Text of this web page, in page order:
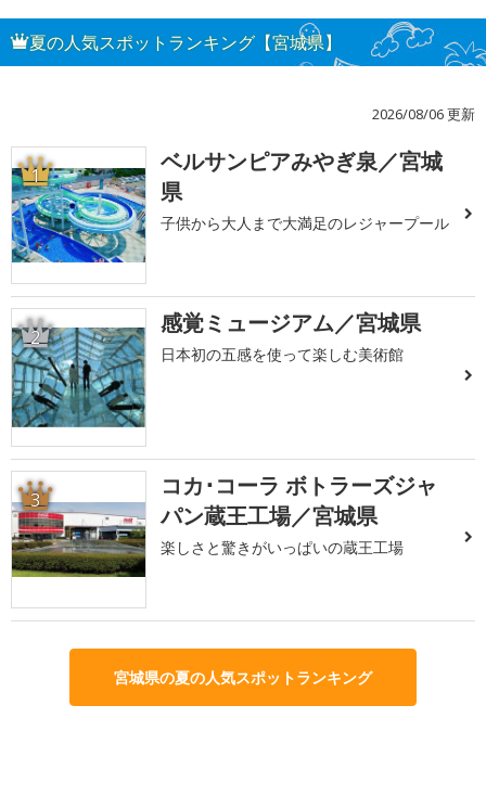
夏の人気スポットランキング【宮城県】
2026/08/06 更新
1
ベルサンピアみやぎ泉／宮城
県
子供から大人まで大満足のレジャープール
2 感覚ミュージアム／宮城県
日本初の五感を使って楽しむ美術館
3
コカ･コーラ ボトラーズジャ
パン蔵王工場／宮城県
楽しさと驚きがいっぱいの蔵王工場
宮城県の夏の人気スポットランキング